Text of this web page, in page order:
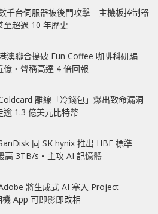
千台伺服器被後門攻擊 主機板控制器
至超過 10 年歷史
澳聯合搗破 Fun Coffee 咖啡科研騙
‧聲稱高達 4 倍回報
離線「冷錢包」爆出致命漏洞
逾 1.3 億美元比特幣
同 SK hynix 推出 HBF 標準
高 3TB/s‧主攻 AI 記憶體
將生成式 AI 塞入 Project
App 可即影即改相